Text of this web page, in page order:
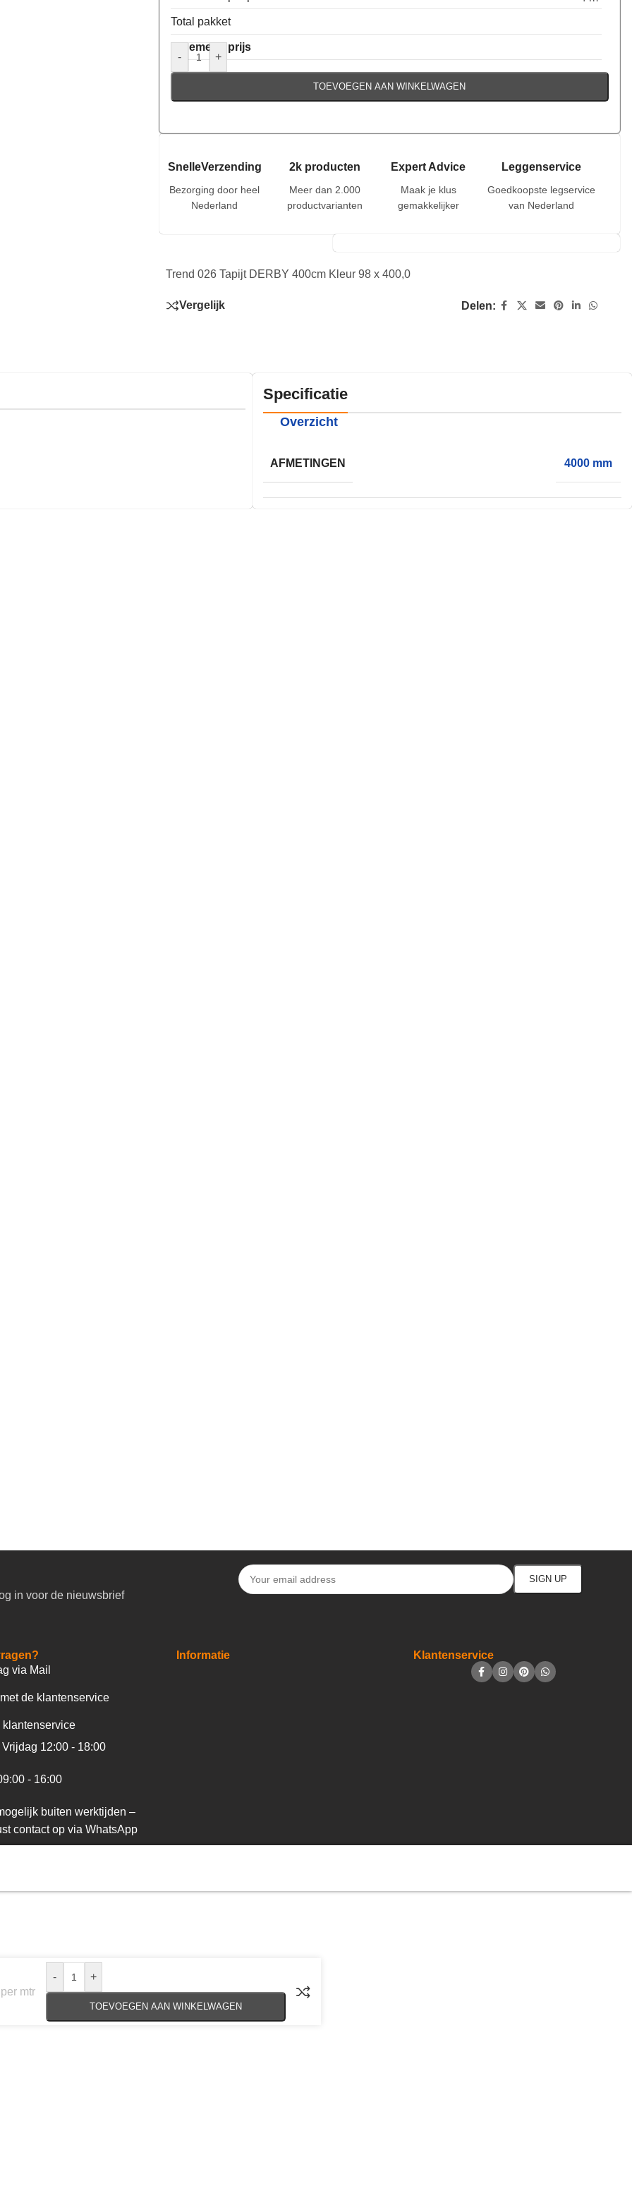
Total pakket
Algemene prijs
-
+
TOEVOEGEN AAN WINKELWAGEN
SnelleVerzending
Bezorging door heel
Nederland
2k producten
Meer dan 2.000
productvarianten
Expert Advice
Maak je klus
gemakkelijker
Leggenservice
Goedkoopste legservice
van Nederland
Trend 026 Tapijt DERBY 400cm Kleur 98 x 400,0
Vergelijk Delen:
Specificatie
Overzicht
AFMETINGEN 4000 mm
in voor de nieuwsbrief
via Mail
de klantenservice
klantenservice
12:00 - 18:00
- 16:00
buiten werktijden –
contact op via WhatsApp
Informatie Klantenservice
per mtr
- +
TOEVOEGEN AAN WINKELWAGEN